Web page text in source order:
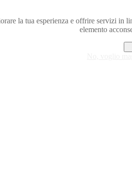
la tua esperienza e offrire servizi in
elemento